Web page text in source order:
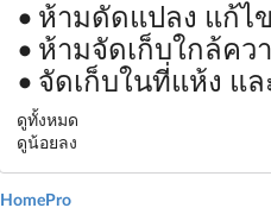
ห้ามดัดแปลง แก้ไ
ห้ามจัดเก็บใกล้คว
จัดเก็บในที่แห้ง แ
ดูทั้งหมด
ดูน้อยลง
HomePro